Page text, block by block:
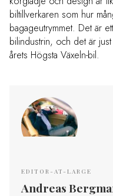
biltillverkaren som hur
bagageutrymmet. Det är
bilindustrin, och det är
årets Högsta Växeln-bil.
EDITOR-AT-LARGE
Andreas